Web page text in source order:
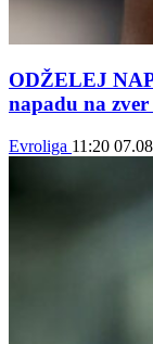
ODŽELEJ
napadu na
Evroliga 11:20